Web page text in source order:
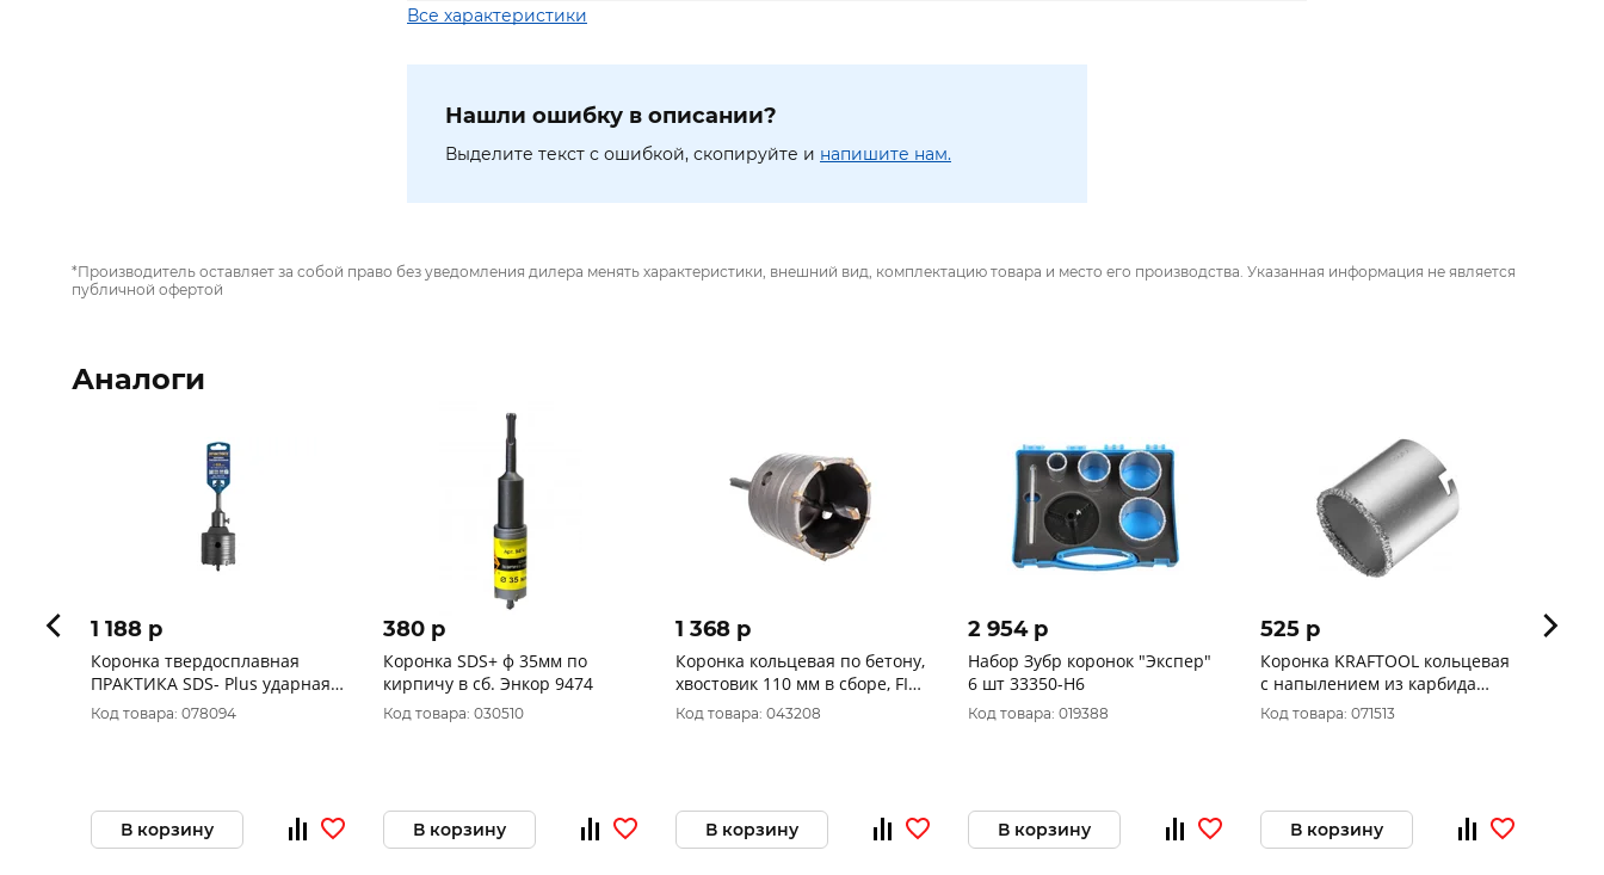
Все характеристики
Нашли ошибку в описании?
Выделите текст с ошибкой, скопируйте и напишите нам.
*Производитель оставляет за собой право без уведомления дилера менять характеристики, внешний вид, комплектацию товара и место его производства. Указанная информация не является
публичной офертой
Аналоги
1 188 p
Коронка твердосплавная
ПРАКТИКА SDS- Plus ударная
68 мм (1шт.) клипса 035-172
Код товара: 078094
В корзину
380 p
Коронка SDS+ ф 35мм по
кирпичу в сб. Энкор 9474
Код товара: 030510
В корзину
1 368 p
Коронка кольцевая по бетону,
хвостовик 110 мм в сборе, FIT
68 мм 33445
Код товара: 043208
В корзину
2 954 p
Набор Зубр коронок "Экспер"
6 шт 33350-Н6
Код товара: 019388
В корзину
525 p
Коронка KRAFTOOL кольцевая
с напылением из карбида
вольфрама, 67мм 33401-
67_z01
Код товара: 071513
В корзину
860